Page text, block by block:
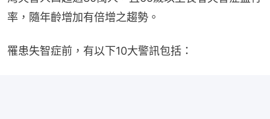
率，隨年齡增加有倍增之趨勢。
罹患失智症前，有以下10大警訊包括：